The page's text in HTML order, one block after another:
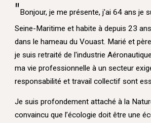
" Bonjour, je me présente, j'ai 64 ans je
Seine-Maritime et habite à depuis 23
dans le hameau du Vouast. Marié et
je suis retraité de l'industrie
ma vie professionnelle à un secteur
responsabilité et travail collectif sont
Je suis profondement attaché à la
convaincu que l’écologie doit être une